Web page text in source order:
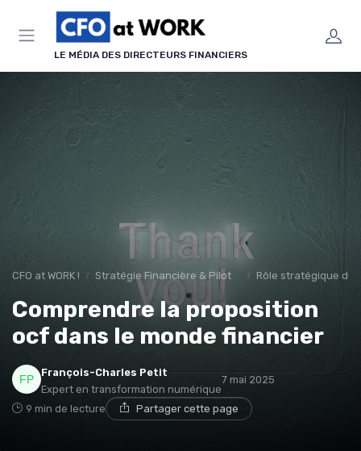
LE MÉDIA DES DIRECTEURS FINANCIERS
CFO at WORK ! Stratégie Financière & Pilotage Rôle stratégique du
Comprendre la proposition
ocf dans le monde financier
François-Charles Petit
Expert en transformation numérique
7 mai 2025
9 min de lecture Partager cette page
Panneau de gestion des cookies